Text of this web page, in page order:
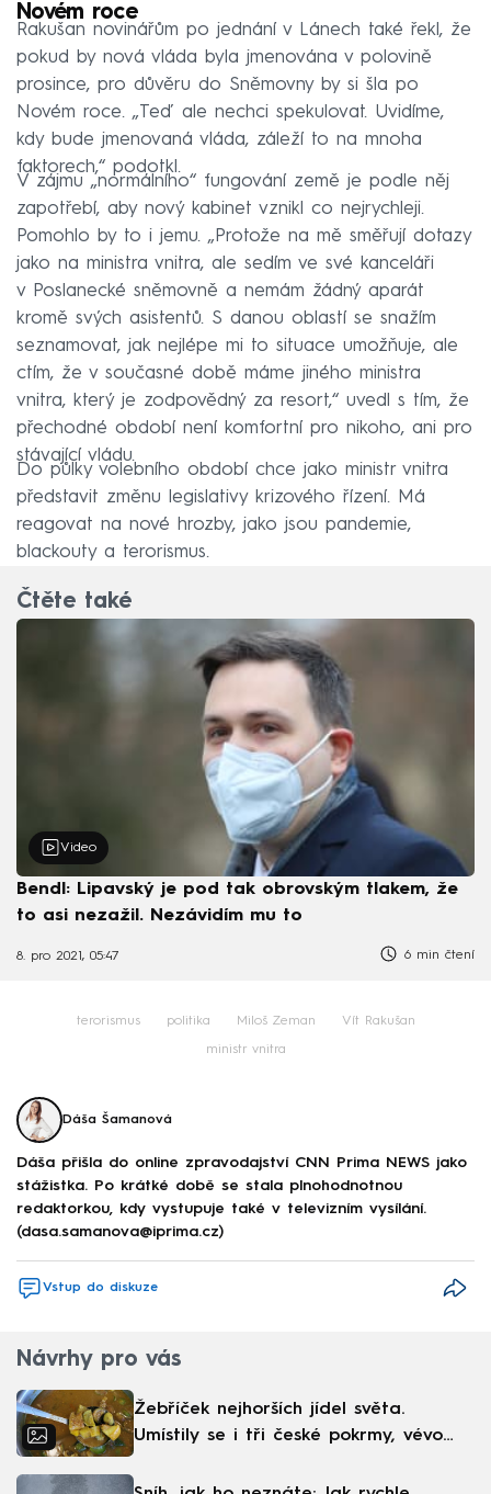
Novém roce
Rakušan novinářům po jednání v Lánech také řekl, že
pokud by nová vláda byla jmenována v polovině
prosince, pro důvěru do Sněmovny by si šla po
Novém roce. „Teď ale nechci spekulovat. Uvidíme,
kdy bude jmenovaná vláda, záleží to na mnoha
faktorech,“ podotkl.
V zájmu „normálního“ fungování země je podle něj
zapotřebí, aby nový kabinet vznikl co nejrychleji.
Pomohlo by to i jemu. „Protože na mě směřují dotazy
jako na ministra vnitra, ale sedím ve své kanceláři
v Poslanecké sněmovně a nemám žádný aparát
kromě svých asistentů. S danou oblastí se snažím
seznamovat, jak nejlépe mi to situace umožňuje, ale
ctím, že v současné době máme jiného ministra
vnitra, který je zodpovědný za resort,“ uvedl s tím, že
přechodné období není komfortní pro nikoho, ani pro
stávající vládu.
Do půlky volebního období chce jako ministr vnitra
představit změnu legislativy krizového řízení. Má
reagovat na nové hrozby, jako jsou pandemie,
blackouty a terorismus.
Čtěte také
Video
Bendl: Lipavský je pod tak obrovským tlakem, že
to asi nezažil. Nezávidím mu to
8. pro 2021, 05:47 6 min čtení
terorismus politika Miloš Zeman Vít Rakušan
ministr vnitra
Dáša Šamanová
Dáša přišla do online zpravodajství CNN Prima NEWS jako
stážistka. Po krátké době se stala plnohodnotnou
redaktorkou, kdy vystupuje také v televizním vysílání.
(dasa.samanova@iprima.cz)
Vstup do diskuze
Návrhy pro vás
Žebříček nejhorších jídel světa.
Umístily se i tři české pokrmy, vévodí